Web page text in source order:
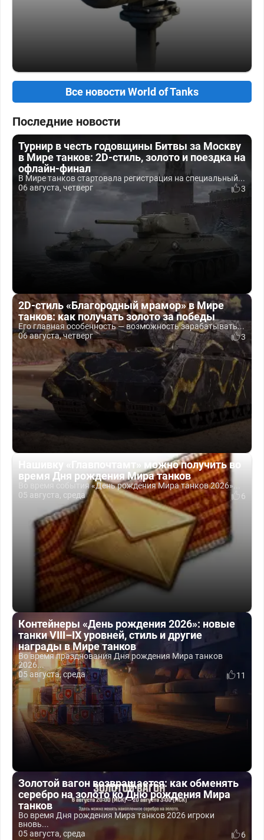
Все новости World of Tanks
Последние новости
Турнир в честь годовщины Битвы за Москву
в Мире танков: 2D-стиль, золото и поездка на
офлайн-финал
В Мире танков стартовала регистрация на специальный...
06 августа, четверг
3
2D-стиль «Благородный мрамор» в Мире
танков: как получать золото за победы
Его главная особенность — возможность зарабатывать...
06 августа, четверг
3
Нашивку «Главпочтамт» можно получить во
время Дня рождения Мира танков
Во время события «День рождения Мира танков 2026»...
05 августа, среда
6
Контейнеры «День рождения 2026»: новые
танки VIII–IX уровней, стиль и другие
награды в Мире танков
Во время празднования Дня рождения Мира танков
2026...
05 августа, среда
11
Золотой вагон возвращается: как обменять
серебро на золото ко Дню рождения Мира
танков
Во время Дня рождения Мира танков 2026 игроки
вновь...
05 августа, среда
6